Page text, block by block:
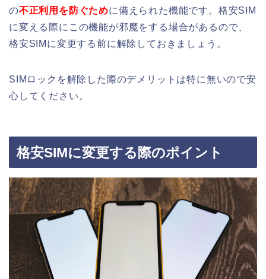
の不正利用を防ぐために備えられた機能です。格安SIM
に変える際にこの機能が邪魔をする場合があるので、
格安SIMに変更する前に解除しておきましょう。
SIMロックを解除した際のデメリットは特に無いので安
心してください。
格安SIMに変更する際のポイント